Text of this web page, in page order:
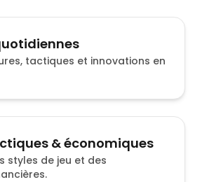
tactiques et innovations en
& économiques
styles de jeu et des